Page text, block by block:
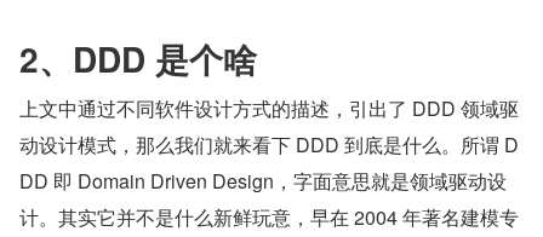
2、DDD 是个啥
上文中通过不同软件设计方式的描述，引出了 DDD 领域驱
动设计模式，那么我们就来看下 DDD 到底是什么。所谓 D
DD 即 Domain Driven Design，字面意思就是领域驱动设
计。其实它并不是什么新鲜玩意，早在 2004 年著名建模专